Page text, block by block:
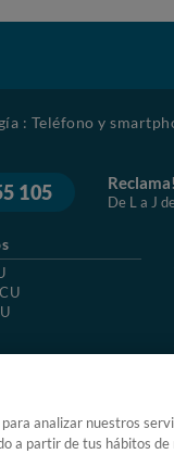
: Teléfono y
105 Reclama!
De L a J
de cookies
analizar nuestros
a partir de tus hábitos